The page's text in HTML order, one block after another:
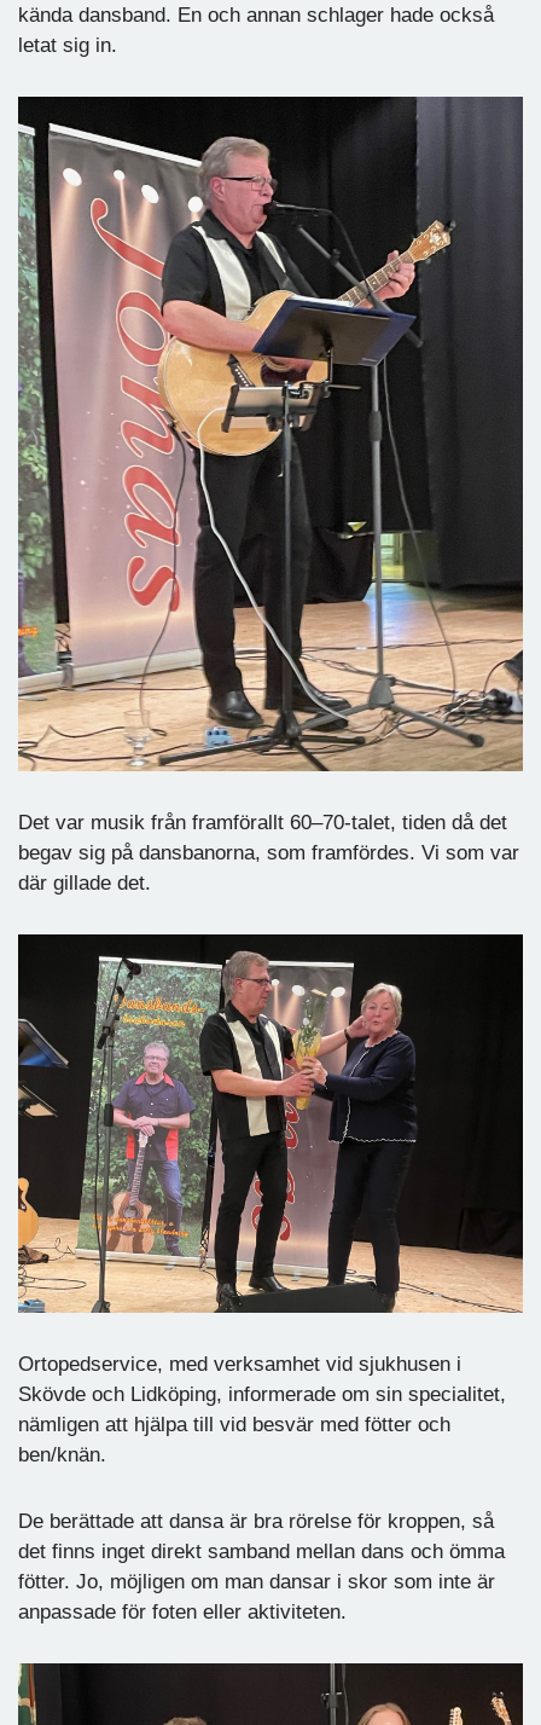
kända dansband. En och annan schlager hade också
letat sig in.
Det var musik från framförallt 60–70-talet, tiden då det
begav sig på dansbanorna, som framfördes. Vi som var
där gillade det.
Ortopedservice, med verksamhet vid sjukhusen i
Skövde och Lidköping, informerade om sin specialitet,
nämligen att hjälpa till vid besvär med fötter och
ben/knän.
De berättade att dansa är bra rörelse för kroppen, så
det finns inget direkt samband mellan dans och ömma
fötter. Jo, möjligen om man dansar i skor som inte är
anpassade för foten eller aktiviteten.